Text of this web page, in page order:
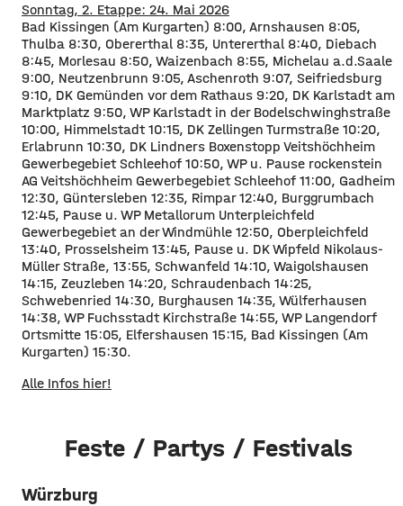
Sonntag, 2. Etappe: 24. Mai 2026
Bad Kissingen (Am Kurgarten) 8:00, Arnshausen 8:05,
Thulba 8:30, Obererthal 8:35, Untererthal 8:40, Diebach
8:45, Morlesau 8:50, Waizenbach 8:55, Michelau a.d.Saale
9:00, Neutzenbrunn 9:05, Aschenroth 9:07, Seifriedsburg
9:10, DK Gemünden vor dem Rathaus 9:20, DK Karlstadt am
Marktplatz 9:50, WP Karlstadt in der Bodelschwinghstraße
10:00, Himmelstadt 10:15, DK Zellingen Turmstraße 10:20,
Erlabrunn 10:30, DK Lindners Boxenstopp Veitshöchheim
Gewerbegebiet Schleehof 10:50, WP u. Pause rockenstein
AG Veitshöchheim Gewerbegebiet Schleehof 11:00, Gadheim
12:30, Güntersleben 12:35, Rimpar 12:40, Burggrumbach
12:45, Pause u. WP Metallorum Unterpleichfeld
Gewerbegebiet an der Windmühle 12:50, Oberpleichfeld
13:40, Prosselsheim 13:45, Pause u. DK Wipfeld Nikolaus-
Müller Straße, 13:55, Schwanfeld 14:10, Waigolshausen
14:15, Zeuzleben 14:20, Schraudenbach 14:25,
Schwebenried 14:30, Burghausen 14:35, Wülferhausen
14:38, WP Fuchsstadt Kirchstraße 14:55, WP Langendorf
Ortsmitte 15:05, Elfershausen 15:15, Bad Kissingen (Am
Kurgarten) 15:30.
Alle Infos hier!
Feste / Partys / Festivals
Würzburg